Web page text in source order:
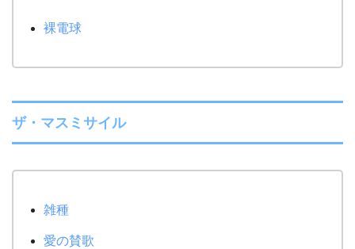
裸電球
ザ・マスミサイル
雑種
愛の賛歌